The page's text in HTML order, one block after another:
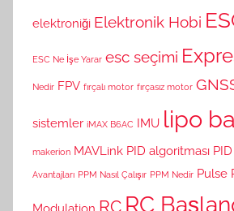
elektroniği Elektronik Hobi
ESC Ne İşe Yarar esc seçimi
Nedir FPV fırçalı motor fırçasız motor
sistemler iMAX B6AC IMU lipo
makerion MAVLink PID algoritması
Avantajları PPM Nasıl Çalışır PPM Nedir Pulse
RC RC